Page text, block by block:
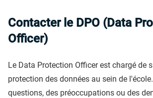
Contacter le DPO (Data
Officer)
Le Data Protection Officer est chargé de
protection des données au sein de
questions, des préoccupations ou des